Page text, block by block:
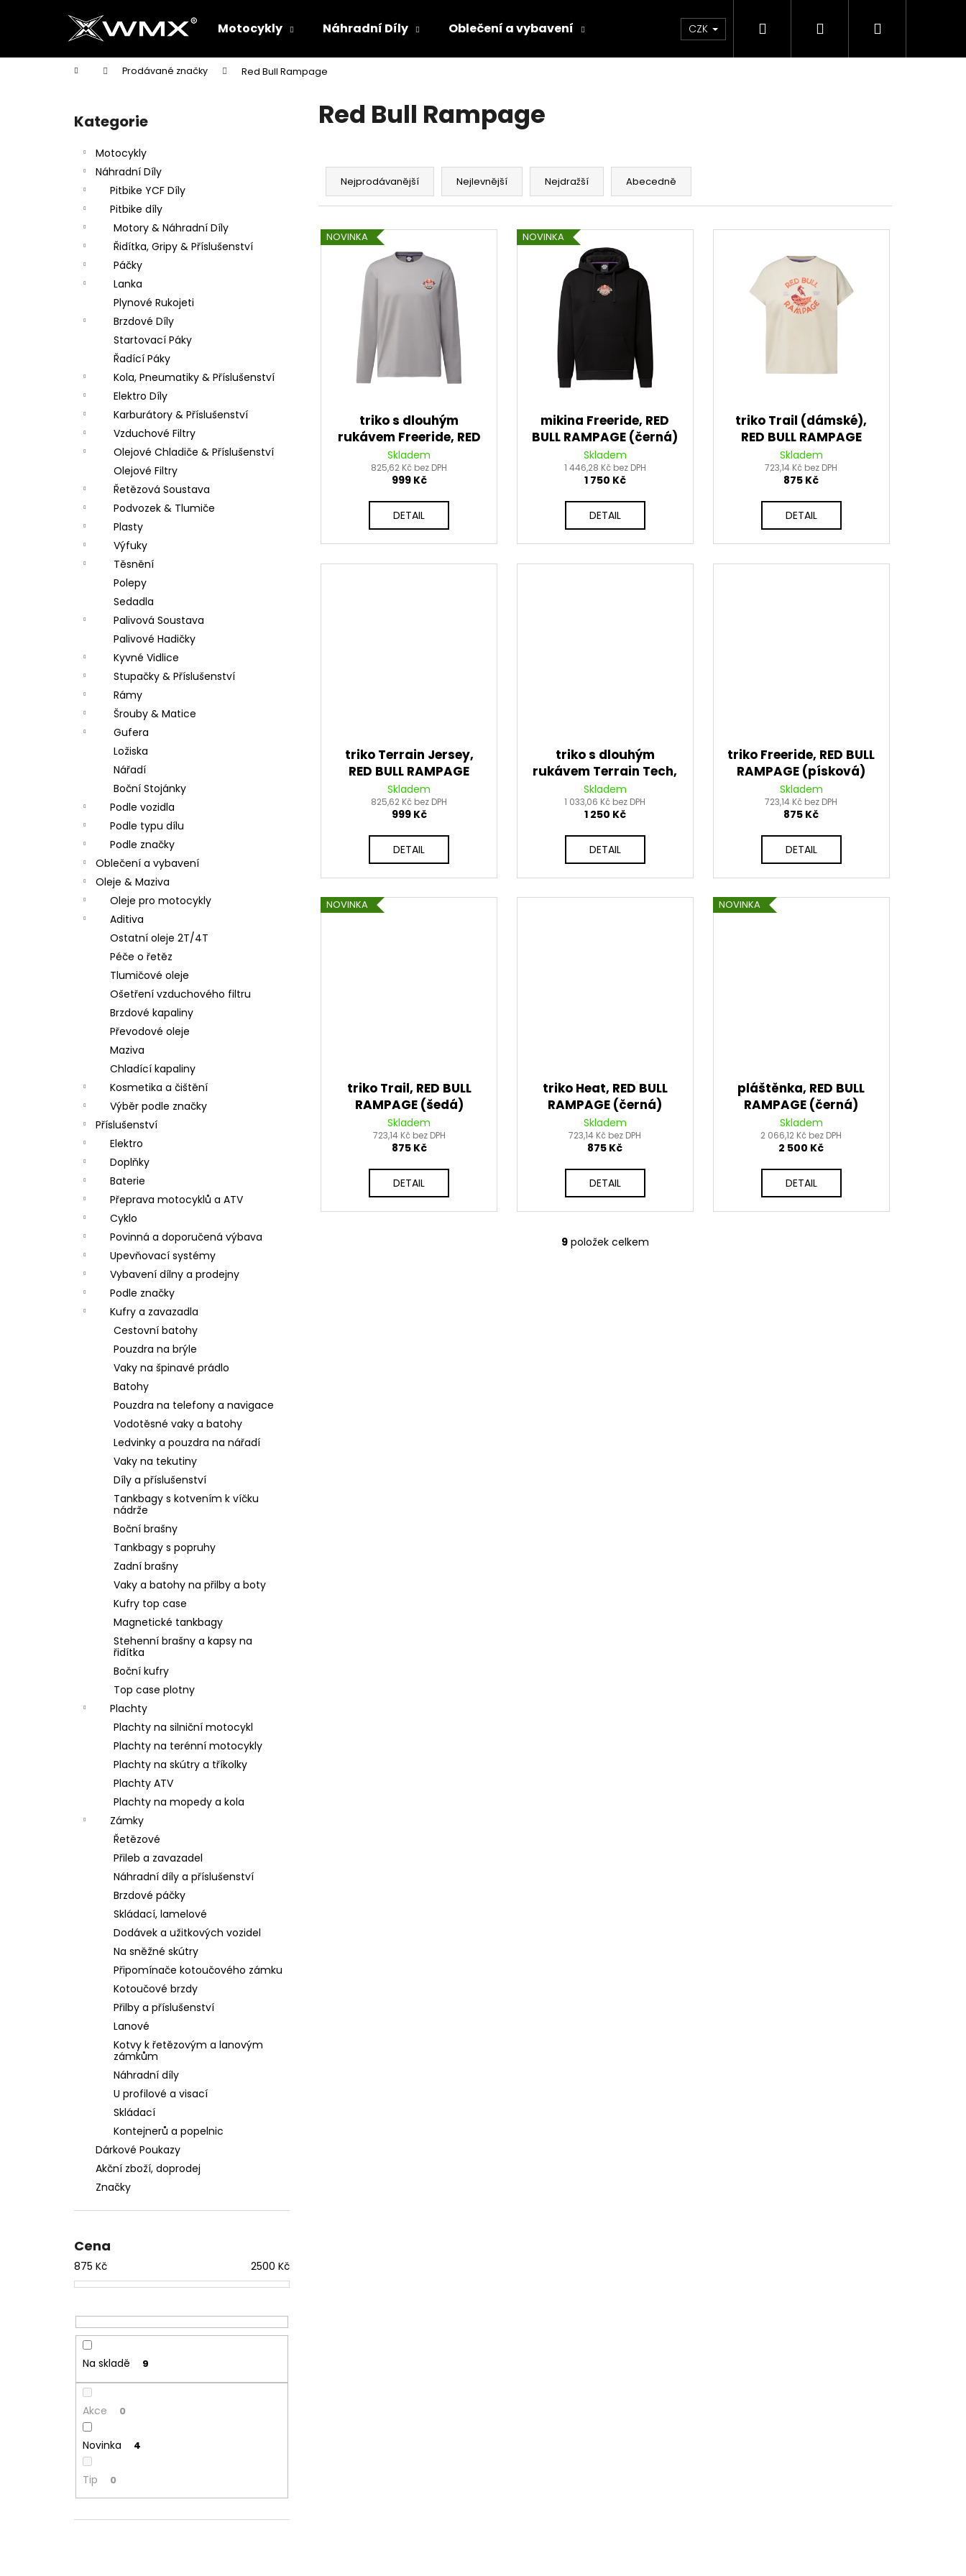
Motocykly Náhradní Díly Oblečení a vybavení Oleje & Maziva Příslušenství Dárkové
CZK Hledat PřihlášeníNákupní
Domů Prodávané značky Red Bull Rampage
Přeskočit
kategorie
Kategorie
Motocykly
Náhradní Díly
Pitbike YCF Díly
Pitbike díly
Motory & Náhradní Díly
Řidítka, Gripy & Příslušenství
Páčky
Lanka
Plynové Rukojeti
Brzdové Díly
Startovací Páky
Řadící Páky
Kola, Pneumatiky & Příslušenství
Elektro Díly
Karburátory & Příslušenství
Vzduchové Filtry
Olejové Chladiče & Příslušenství
Olejové Filtry
Řetězová Soustava
Podvozek & Tlumiče
Plasty
Výfuky
Těsnění
Polepy
Sedadla
Palivová Soustava
Palivové Hadičky
Kyvné Vidlice
Stupačky & Příslušenství
Rámy
Šrouby & Matice
Gufera
Ložiska
Nářadí
Boční Stojánky
Podle vozidla
Podle typu dílu
Podle značky
Oblečení a vybavení
Oleje & Maziva
Oleje pro motocykly
Aditiva
Ostatní oleje 2T/4T
Péče o řetěz
Tlumičové oleje
Ošetření vzduchového filtru
Brzdové kapaliny
Převodové oleje
Maziva
Chladící kapaliny
Kosmetika a čištění
Výběr podle značky
Příslušenství
Elektro
Doplňky
Baterie
Přeprava motocyklů a ATV
Cyklo
Povinná a doporučená výbava
Upevňovací systémy
Vybavení dílny a prodejny
Podle značky
Kufry a zavazadla
Cestovní batohy
Pouzdra na brýle
Vaky na špinavé prádlo
Batohy
Pouzdra na telefony a navigace
Vodotěsné vaky a batohy
Ledvinky a pouzdra na nářadí
Vaky na tekutiny
Díly a příslušenství
Tankbagy s kotvením k víčku
nádrže
Boční brašny
Tankbagy s popruhy
Zadní brašny
Vaky a batohy na přilby a boty
Kufry top case
Magnetické tankbagy
Stehenní brašny a kapsy na
řidítka
Boční kufry
Top case plotny
Plachty
Plachty na silniční motocykl
Plachty na terénní motocykly
Plachty na skútry a tříkolky
Plachty ATV
Plachty na mopedy a kola
Zámky
Řetězové
Přileb a zavazadel
Náhradní díly a příslušenství
Brzdové páčky
Skládací, lamelové
Dodávek a užitkových vozidel
Na sněžné skútry
Připomínače kotoučového zámku
Kotoučové brzdy
Přilby a příslušenství
Lanové
Kotvy k řetězovým a lanovým
zámkům
Náhradní díly
U profilové a visací
Skládací
Kontejnerů a popelnic
Dárkové Poukazy
Akční zboží, doprodej
Značky
Cena
875 Kč 2500 Kč
Na skladě 9
Akce 0
Novinka 4
Tip 0
Red Bull Rampage
Ř
z
n
Nejprodávanější Nejlevnější Nejdražší Abecedně
V
ýNOVINKA
triko s dlouhým
rukávem Freeride, RED
BULL RAMPAGE (šedá)
Skladem
825,62 Kč bez DPH
999 Kč
DETAIL
NOVINKA
mikina Freeride, RED
BULL RAMPAGE (černá)
Skladem
1 446,28 Kč bez DPH
1 750 Kč
DETAIL
triko Trail (dámské),
RED BULL RAMPAGE
(šedá)
Skladem
723,14 Kč bez DPH
875 Kč
DETAIL
triko Terrain Jersey,
RED BULL RAMPAGE
(písková, více bar.)
Skladem
825,62 Kč bez DPH
999 Kč
DETAIL
triko s dlouhým
rukávem Terrain Tech,
RED BULL RAMPAGE
(černá)
Skladem
1 033,06 Kč bez DPH
1 250 Kč
DETAIL
triko Freeride, RED BULL
RAMPAGE (písková)
Skladem
723,14 Kč bez DPH
875 Kč
DETAIL
NOVINKA
triko Trail, RED BULL
RAMPAGE (šedá)
Skladem
723,14 Kč bez DPH
875 Kč
DETAIL
triko Heat, RED BULL
RAMPAGE (černá)
Skladem
723,14 Kč bez DPH
875 Kč
DETAIL
NOVINKA
pláštěnka, RED BULL
RAMPAGE (černá)
Skladem
2 066,12 Kč bez DPH
2 500 Kč
DETAIL
O
9 položek celkem
í
Zpět
do
Zpět
do
Doporučujeme
Následující
LOŽISKO KOLA 6202 2RS STOMP,
DEMONX ,WPB
PITBIKE BRZDOVÁ PÁČKA WPB RACE
320 Kč
PITBIKE DUŠE ZADNÍ 14 PALCŮ
210 Kč